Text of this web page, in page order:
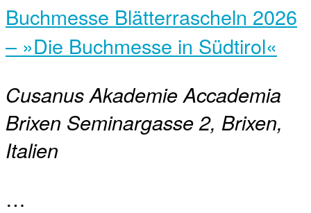
Buchmesse Blätterrascheln 2026
– »Die Buchmesse in Südtirol«
Cusanus Akademie Accademia
Brixen Seminargasse 2, Brixen,
Italien
…